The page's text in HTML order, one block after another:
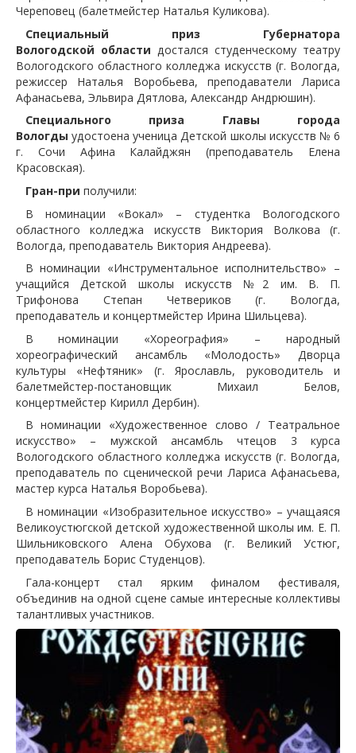
Череповец (балетмейстер Наталья Куликова).
Специальный приз Губернатора
Вологодской области достался студенческому театру
Вологодского областного колледжа искусств (г. Вологда,
режиссер Наталья Воробьева, преподаватели Лариса
Афанасьева, Эльвира Дятлова, Александр Андрюшин).
Специального приза Главы города
Вологды удостоена ученица Детской школы искусств № 6
г. Сочи Афина Калайджян (преподаватель Елена
Красовская).
Гран-при получили:
В номинации «Вокал» – студентка Вологодского
областного колледжа искусств Виктория Волкова (г.
Вологда, преподаватель Виктория Андреева).
В номинации «Инструментальное исполнительство» –
учащийся Детской школы искусств №2 им. В. П.
Трифонова Степан Четвериков (г. Вологда,
преподаватель и концертмейстер Ирина Шильцева).
В номинации «Хореография» – народный
хореографический ансамбль «Молодость» Дворца
культуры «Нефтяник» (г. Ярославль, руководитель и
балетмейстер-постановщик Михаил Белов,
концертмейстер Кирилл Дербин).
В номинации «Художественное слово / Театральное
искусство» – мужской ансамбль чтецов 3 курса
Вологодского областного колледжа искусств (г. Вологда,
преподаватель по сценической речи Лариса Афанасьева,
мастер курса Наталья Воробьева).
В номинации «Изобразительное искусство» – учащаяся
Великоустюгской детской художественной школы им. Е. П.
Шильниковского Алена Обухова (г. Великий Устюг,
преподаватель Борис Студенцов).
Гала-концерт стал ярким финалом фестиваля,
объединив на одной сцене самые интересные коллективы
талантливых участников.